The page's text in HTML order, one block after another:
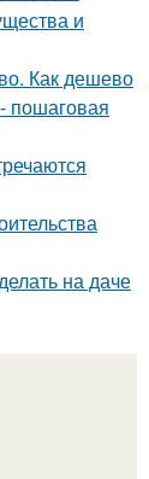
и
Как дешево
пошаговая
на даче